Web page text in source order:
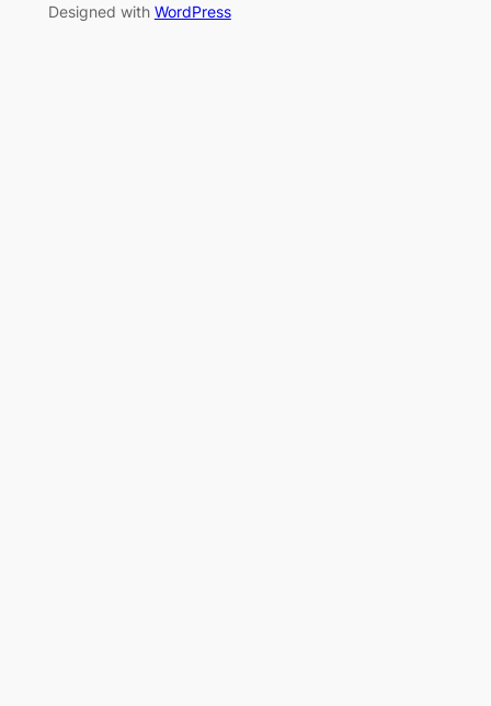
Designed with WordPress